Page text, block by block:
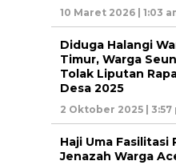
10 Maret 2026 | 1:03
Diduga Halangi
Timur, Warga
Tolak Liputan
Desa 2025
2 Oktober 2025 | 3:57
Haji Uma Fasilitasi
Jenazah Warga